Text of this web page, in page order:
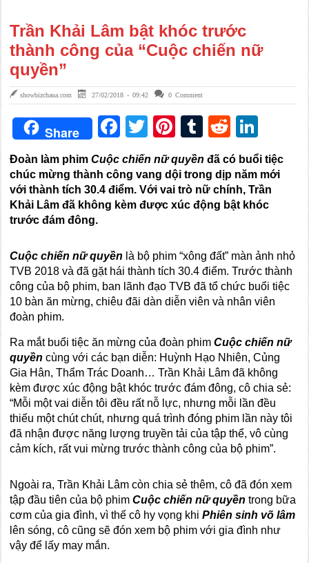
Trần Khải Lâm bật khóc trước
thành công của “Cuộc chiến nữ
quyền”
showbizchaua.com 27/02/2018 - 09:42 0 Comment
Share Facebook
TwitterPinterest
TumblrReddit
Đoàn làm phimCuộc chiến nữ quyền đã có buổi tiệc
chúc mừng thành công vang dội trong dịp năm mới
với thành tích 30.4 điểm. Với vai trò nữ chính, Trần
Khải Lâm đã không kèm được xúc động bật khóc
trước đám đông.
Cuộc chiến nữ quyền là bộ phim “xông đất” màn ảnh nhỏ
TVB 2018 và đã gặt hái thành tích 30.4 điểm. Trước thành
công của bộ phim, ban lãnh đạo TVB đã tổ chức buổi tiệc
10 bàn ăn mừng, chiêu đãi dàn diễn viên và nhân viên
đoàn phim.
Ra mắt buổi tiệc ăn mừng của đoàn phimCuộc chiến nữ
quyền cùng với các bạn diễn: Huỳnh Hạo Nhiên, Củng
Gia Hân, Thẩm Trác Doanh… Trần Khải Lâm đã không
kèm được xúc động bật khóc trước đám đông, cô chia sẻ:
“Mỗi một vai diễn tôi đều rất nỗ lực, nhưng mỗi lần đều
thiếu một chút chút, nhưng quá trình đóng phim lần này tôi
đã nhận được năng lượng truyền tải của tập thể, vô cùng
cảm kích, rất vui mừng trước thành công của bộ phim”.
Ngoài ra, Trần Khải Lâm còn chia sẻ thêm, cô đã đón xem
tập đầu tiên của bộ phimCuộc chiến nữ quyền trong bữa
cơm của gia đình, vì thế cô hy vọng khiPhiên sinh võ lâm
lên sóng, cô cũng sẽ đón xem bộ phim với gia đình như
vậy để lấy may mắn.